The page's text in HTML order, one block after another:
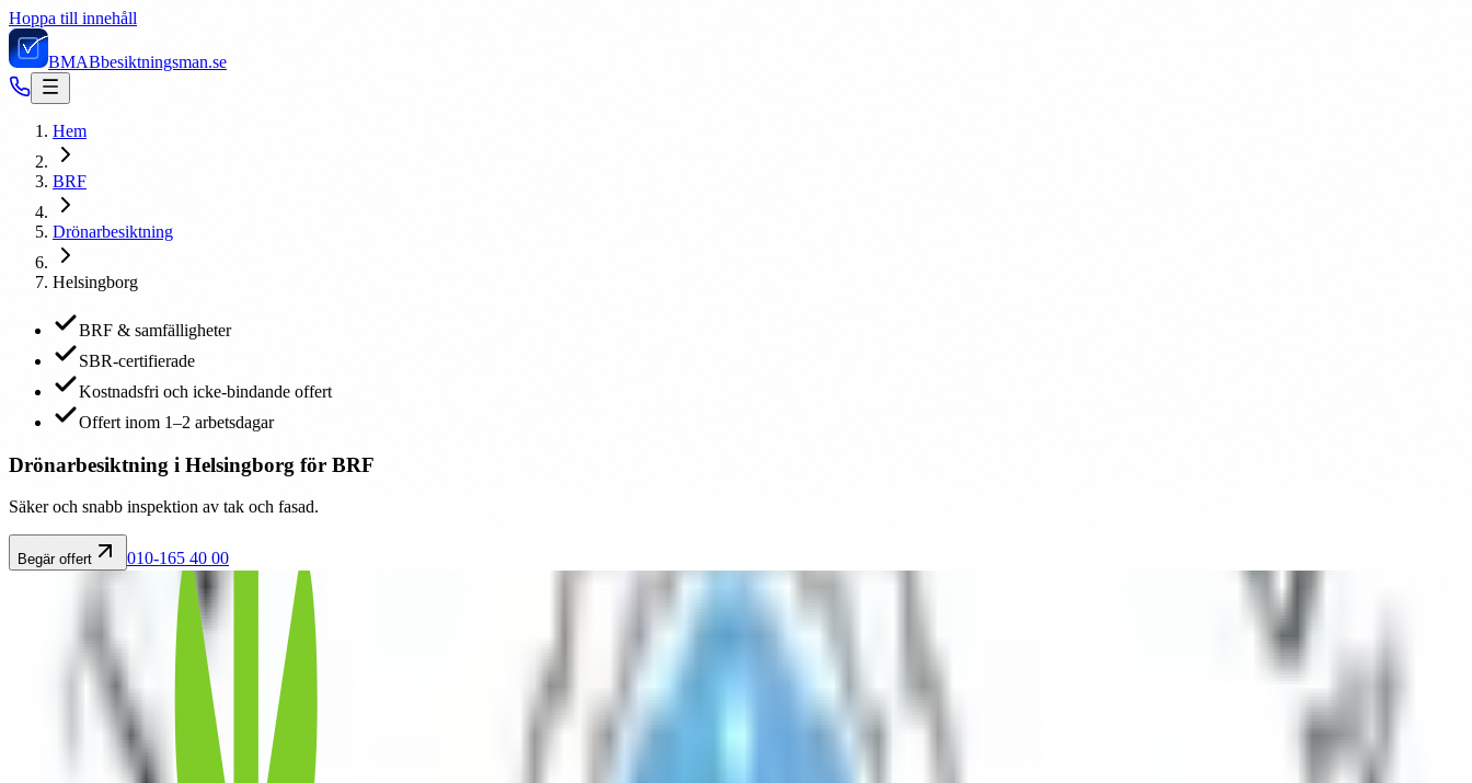
Hoppa till innehåll
BMABbesiktningsman.se
Hem
BRF
Drönarbesiktning
Helsingborg
BRF & samfälligheter
SBR-certifierade
Kostnadsfri och icke-bindande offert
Offert inom 1–2 arbetsdagar
Drönarbesiktning i Helsingborg för BRF
Säker och snabb inspektion av tak och fasad.
Begär offert 010-165 40 00